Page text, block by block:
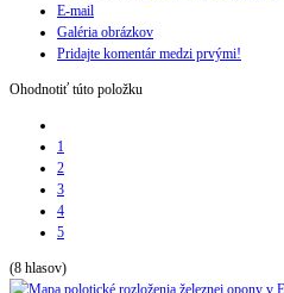
E-mail
Galéria obrázkov
Pridajte komentár medzi prvými!
Ohodnotiť túto položku
1
2
3
4
5
(8 hlasov)